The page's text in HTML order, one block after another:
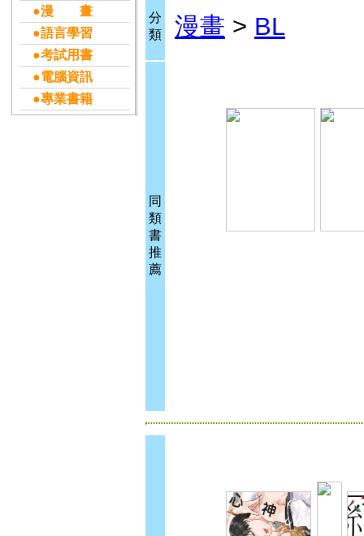
●漫 畫
●語言學習
●考試用書
●電腦資訊
●專業書籍
分
類
漫畫 > BL
同
類
書
推
薦